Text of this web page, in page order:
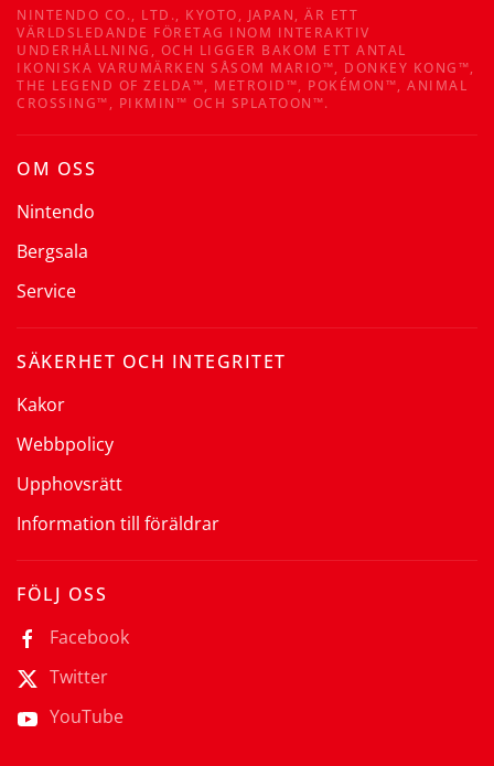
NINTENDO CO., LTD., KYOTO, JAPAN, ÄR ETT
VÄRLDSLEDANDE FÖRETAG INOM INTERAKTIV
UNDERHÅLLNING, OCH LIGGER BAKOM ETT ANTAL
IKONISKA VARUMÄRKEN SÅSOM MARIO™, DONKEY KONG™,
THE LEGEND OF ZELDA™, METROID™, POKÉMON™, ANIMAL
CROSSING™, PIKMIN™ OCH SPLATOON™.
OM OSS
Nintendo
Bergsala
Service
SÄKERHET OCH INTEGRITET
Kakor
Webbpolicy
Upphovsrätt
Information till föräldrar
FÖLJ OSS
Facebook
Twitter
YouTube